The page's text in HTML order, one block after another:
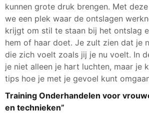
kunnen grote druk brengen. Met
we een plek waar de ontslagen
krijgt om stil te staan bij het ontslag
hem of haar doet. Je zult zien dat je
die zich voelt zoals jij je nu voelt. In
je niet alleen je hart luchten, maar je
tips hoe je met je gevoel kunt
Training Onderhandelen voor
en technieken”